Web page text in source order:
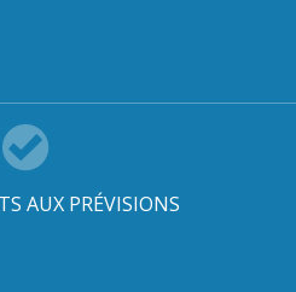
AUX PRÉVISIONS